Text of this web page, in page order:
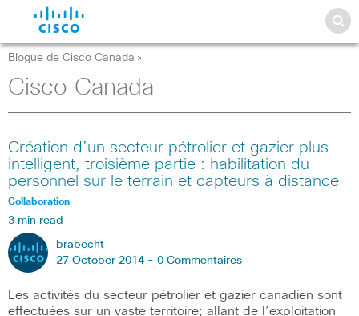
Blogue de Cisco Canada >
Cisco Canada
Création d’un secteur pétrolier et gazier plus
intelligent, troisième partie : habilitation du
personnel sur le terrain et capteurs à distance
Collaboration
3 min read
brabecht
27 October 2014 - 0 Commentaires
Les activités du secteur pétrolier et gazier canadien sont
effectuées sur un vaste territoire; allant de l’exploitation